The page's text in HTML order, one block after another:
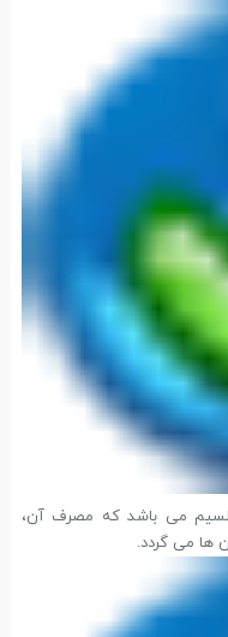
می باشد که مصرف آن،
ها می گردد.